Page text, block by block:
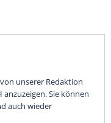
unserer Redaktion
Sie können
auch wieder